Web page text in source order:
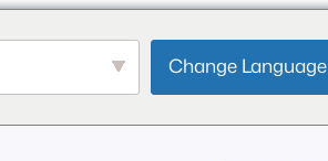
Change Language